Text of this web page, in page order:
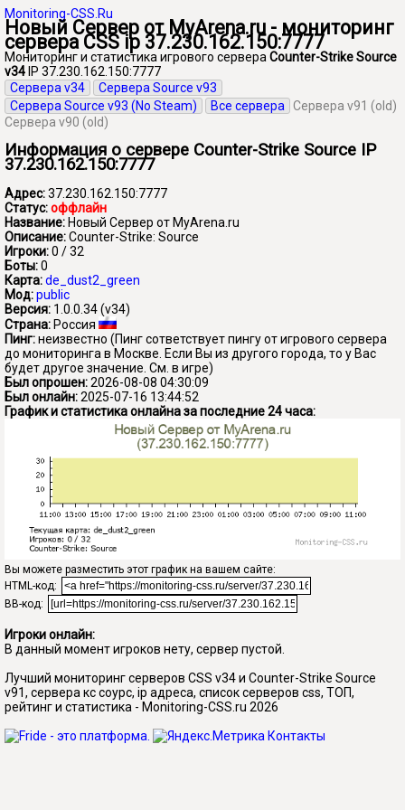
Monitoring-CSS.Ru
Новый Сервер от MyArena.ru - мониторинг
сервера CSS ip 37.230.162.150:7777
Мониторинг и статистика игрового сервера Counter-Strike Source
v34 IP 37.230.162.150:7777
Сервера v34
Сервера Source v93
Сервера Source v93 (No Steam)
Все сервера
Сервера v91 (old)
Сервера v90 (old)
Информация о сервере Counter-Strike Source IP
37.230.162.150:7777
Адрес:37.230.162.150:7777
Статус:оффлайн
Название: Новый Сервер от MyArena.ru
Описание:Counter-Strike: Source
Игроки:0 / 32
Боты:0
Карта:de_dust2_green
Мод:public
Версия: 1.0.0.34 (v34)
Страна: Россия
Пинг:неизвестно (Пинг сответствует пингу от игрового сервера
до мониторинга в Москве. Если Вы из другого города, то у Вас
будет другое значение. См. в игре)
Был опрошен:2026-08-08 04:30:09
Был онлайн:2025-07-16 13:44:52
График и статистика онлайна за последние 24 часа:
Вы можете разместить этот график на вашем сайте:
HTML-код:
BB-код:
Игроки онлайн:
В данный момент игроков нету, сервер пустой.
Лучший мониторинг серверов CSS v34 и Counter-Strike Source
v91, сервера кс соурс, ip адреса, список серверов css, ТОП,
рейтинг и статистика - Monitoring-CSS.ru 2026
Контакты